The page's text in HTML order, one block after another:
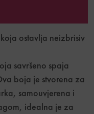
ostavlja neizbrisiv
savršeno spaja
boja je stvorena za
samouvjerena i
idealna je za